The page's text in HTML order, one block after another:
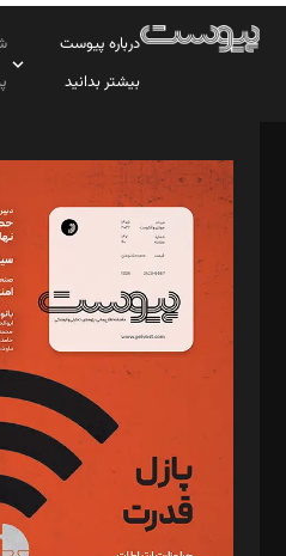
درباره پیوست
بیشتر بدانید
مدیر مسئول: محمدباقر اثنی‌عشری
سردبیر: مهرک محمودی
دبیر تحریریه: میثم قاسمی
د‌بیر ناداستان: سمانه سمیع
د‌بیر خدمت و تجارت: ابوالفضل رجبی
د‌بیر حقوق فناوری: حسام‌الدین ایپکچی
د‌بیر پیوست جهان: مینا پاکدل
د‌بیر تحریریه آنلاین: بابک نقاش
تحریریه‌: مجتبی محمود‌ی، آرش
مصطفی مسجدی آرانی، ابوالفضل رجبی،
رستمی،مصطفی باستان
ویرایش: نگار استاد‌‌آقا